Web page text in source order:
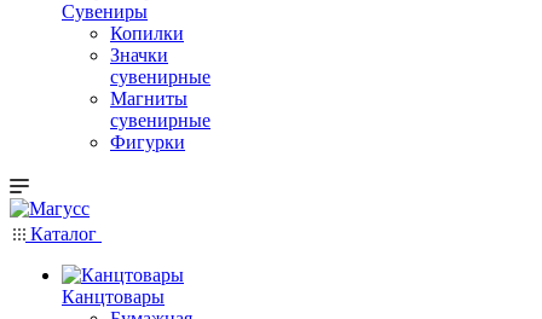
Сувениры
Копилки
Значки
сувенирные
Магниты
сувенирные
Фигурки
Каталог
Канцтовары